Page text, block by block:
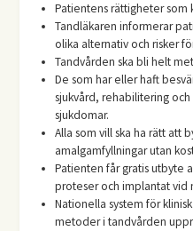
Patientens rättigheter som
Tandläkaren informerar
olika alternativ och risker
Tandvården ska bli helt
De som har eller haft
sjukvård, rehabilitering
sjukdomar.
Alla som vill ska ha rätt att
amalgamfyllningar utan
Patienten får gratis utbyte
proteser och implantat vid
Nationella system för
metoder i tandvården